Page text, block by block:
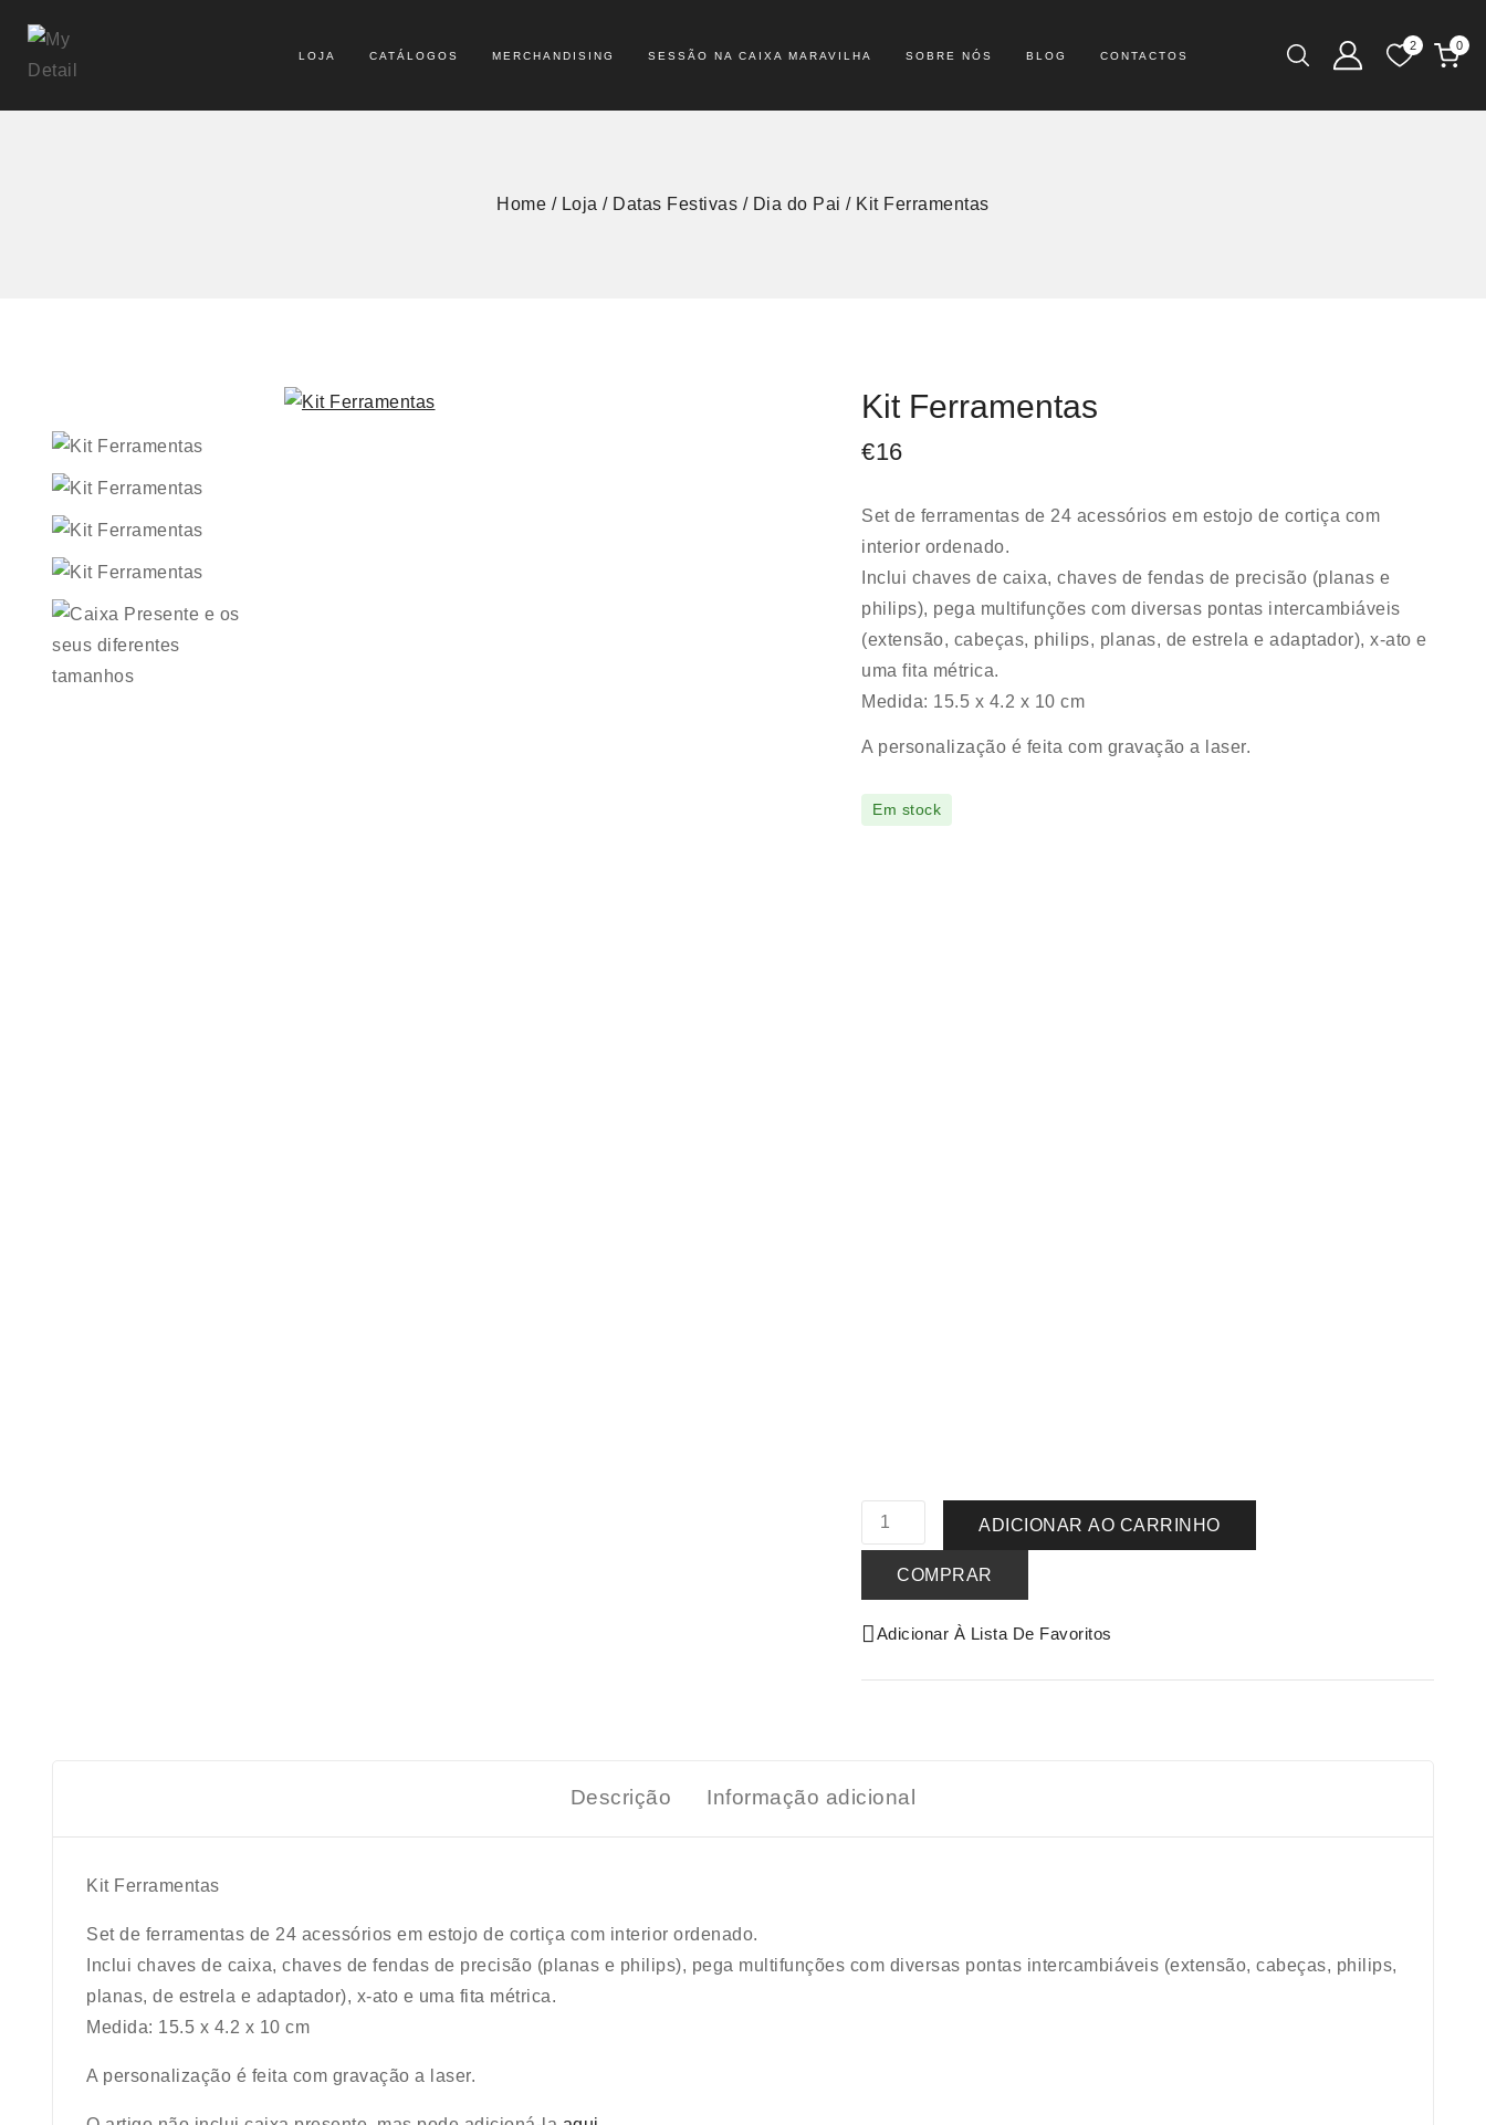
LOJA CATÁLOGOS MERCHANDISING SESSÃO NA CAIXA MARAVILHA SOBRE NÓS BLOG CONTACTOS
2 0
Home / Loja / Datas Festivas / Dia do Pai / Kit Ferramentas
Kit Ferramentas
€16
Set de ferramentas de 24 acessórios em estojo de cortiça com
interior ordenado.
Inclui chaves de caixa, chaves de fendas de precisão (planas e
philips), pega multifunções com diversas pontas intercambiáveis
(extensão, cabeças, philips, planas, de estrela e adaptador), x-ato e
uma fita métrica.
Medida: 15.5 x 4.2 x 10 cm
A personalização é feita com gravação a laser.
Em stock
ADICIONAR AO CARRINHO
COMPRAR
Adicionar À Lista De Favoritos
Descrição Informação adicional
Kit Ferramentas
Set de ferramentas de 24 acessórios em estojo de cortiça com interior ordenado.
Inclui chaves de caixa, chaves de fendas de precisão (planas e philips), pega multifunções com diversas pontas intercambiáveis (extensão, cabeças, philips,
planas, de estrela e adaptador), x-ato e uma fita métrica.
Medida: 15.5 x 4.2 x 10 cm
A personalização é feita com gravação a laser.